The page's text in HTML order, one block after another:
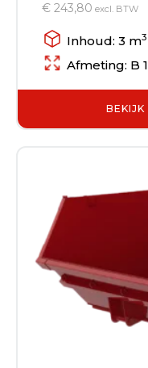
€ 243,80 excl. BTW
Inhoud: 3 m3
Afmeting: B
BEKIJK